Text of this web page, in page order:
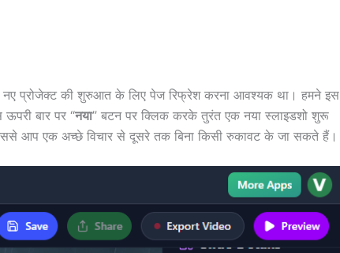
नए प्रोजेक्ट की शुरुआत के लिए पेज रिफ्रेश करना आवश्यक था। हमने इस
बार पर “नया” बटन पर क्लिक करके तुरंत एक नया स्लाइडशो शुरू
आप एक अच्छे विचार से दूसरे तक बिना किसी रुकावट के जा सकते हैं।